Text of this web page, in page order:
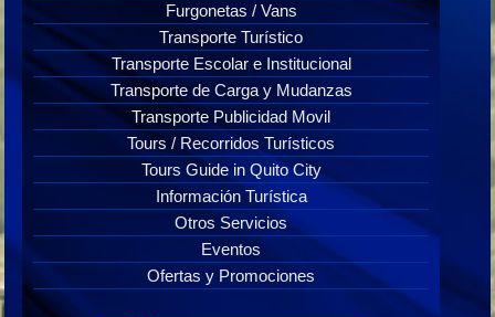
Furgonetas / Vans
Transporte Turístico
Transporte Escolar e Institucional
Transporte de Carga y Mudanzas
Transporte Publicidad Movil
Tours / Recorridos Turísticos
Tours Guide in Quito City
Información Turística
Otros Servicios
Eventos
Ofertas y Promociones